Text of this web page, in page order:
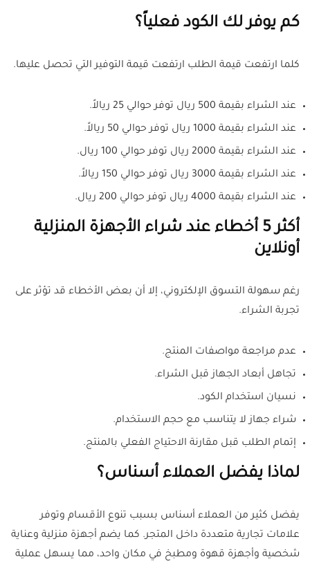
كم يوفر لك الكود فعلياً؟
كلما ارتفعت قيمة الطلب ارتفعت قيمة التوفير التي تحصل عليها.
عند الشراء بقيمة 500 ريال توفر حوالي 25 ريالاً.
عند الشراء بقيمة 1000 ريال توفر حوالي 50 ريالاً.
عند الشراء بقيمة 2000 ريال توفر حوالي 100 ريال.
عند الشراء بقيمة 3000 ريال توفر حوالي 150 ريالاً.
عند الشراء بقيمة 4000 ريال توفر حوالي 200 ريال.
أكثر 5 أخطاء عند شراء الأجهزة المنزلية
أونلاين
رغم سهولة التسوق الإلكتروني، إلا أن بعض الأخطاء قد تؤثر على
تجربة الشراء.
عدم مراجعة مواصفات المنتج.
تجاهل أبعاد الجهاز قبل الشراء.
نسيان استخدام الكود.
شراء جهاز لا يتناسب مع حجم الاستخدام.
إتمام الطلب قبل مقارنة الاحتياج الفعلي بالمنتج.
لماذا يفضل العملاء أسناس؟
يفضل كثير من العملاء أسناس بسبب تنوع الأقسام وتوفر
علامات تجارية متعددة داخل المتجر. كما يضم أجهزة منزلية وعناية
شخصية وأجهزة قهوة ومطبخ في مكان واحد، مما يسهل عملية